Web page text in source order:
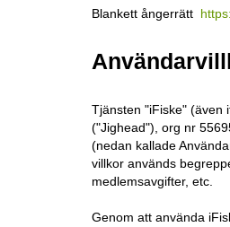
Blankett ångerrätt
Tjänsten "iFiske" (även
("Jighead"), org nr
(nedan kallade
villkor används
medlemsavgifter, etc.
Genom att använda